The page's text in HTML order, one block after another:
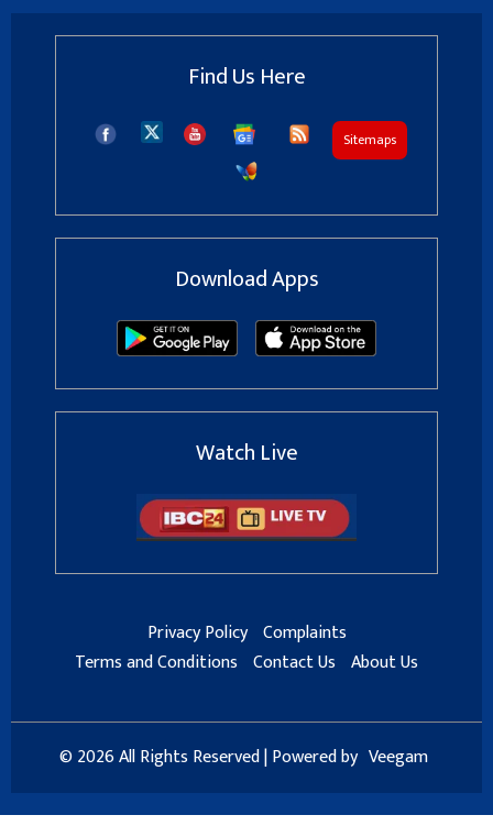
Find Us Here
Sitemaps
Download Apps
Watch Live
Privacy Policy Complaints
Terms and Conditions Contact Us About Us
© 2026 All Rights Reserved | Powered by Veegam